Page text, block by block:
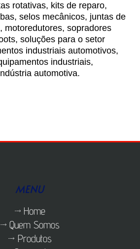
rotativas, kits de reparo,
selos mecânicos, juntas de
motoredutores, sopradores
soluções para o setor
industriais automotivos,
industriais,
automotiva.
MENU
Home
Quem Somos
Produtos